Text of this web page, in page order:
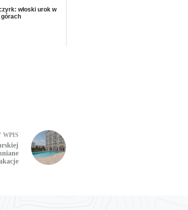
włoski urok w
WPIS